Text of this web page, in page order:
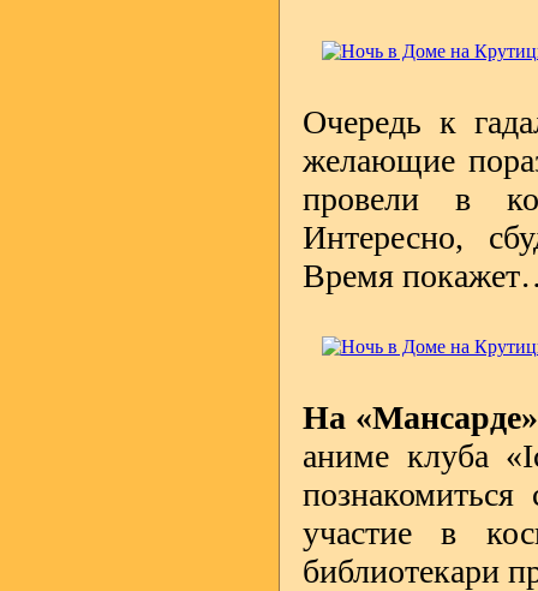
Очередь к
желающие
провели в
Интересно,
Время
На «Мансарде»
аниме клуба
участие в
библиотекари